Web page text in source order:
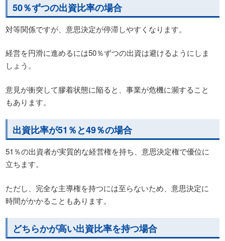
50％ずつの出資比率の場合
対等関係ですが、意思決定が停滞しやすくなります。
経営を円滑に進めるには50％ずつの出資は避けるようにしま
しょう。
意見が衝突して膠着状態に陥ると、事業が危機に瀕すること
もあります。
出資比率が51％と49％の場合
51％の出資者が実質的な経営権を持ち、意思決定権で優位に
立ちます。
ただし、完全な主導権を持つには至らないため、意思決定に
時間がかかることもあります。
どちらかが高い出資比率を持つ場合